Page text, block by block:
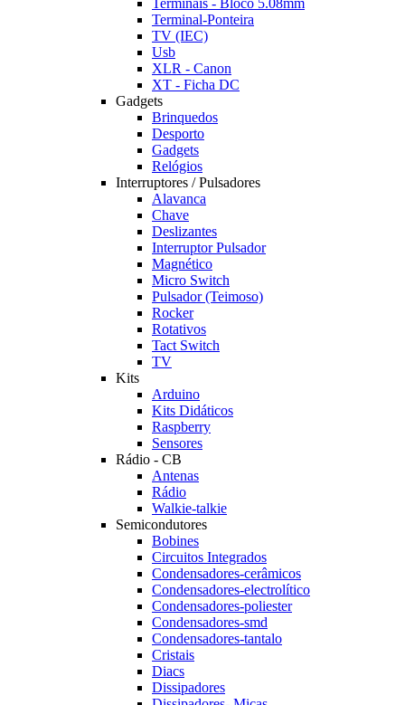
Terminais - Bloco 5.08mm
Terminal-Ponteira
TV (IEC)
Usb
XLR - Canon
XT - Ficha DC
Gadgets
Brinquedos
Desporto
Gadgets
Relógios
Interruptores / Pulsadores
Alavanca
Chave
Deslizantes
Interruptor Pulsador
Magnético
Micro Switch
Pulsador (Teimoso)
Rocker
Rotativos
Tact Switch
TV
Kits
Arduino
Kits Didáticos
Raspberry
Sensores
Rádio - CB
Antenas
Rádio
Walkie-talkie
Semicondutores
Bobines
Circuitos Integrados
Condensadores-cerâmicos
Condensadores-electrolítico
Condensadores-poliester
Condensadores-smd
Condensadores-tantalo
Cristais
Diacs
Dissipadores